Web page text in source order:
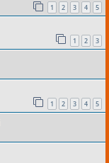
1 2 3 4 5
1 2 3
1 2 3 4 5